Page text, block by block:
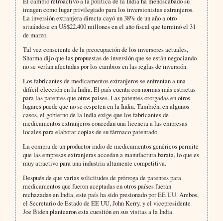
imagen como lugar privilegiado para los inversionistas extranjeros.
La inversión extranjera directa cayó un 38% de un año a otro
situándose en US$22.400 millones en el año fiscal que terminó el 31
de marzo.
Tal vez consciente de la preocupación de los inversores actuales,
Sharma dijo que las propuestas de inversión que se están negociando
no se verían afectadas por los cambios en las reglas de inversión.
Los fabricantes de medicamentos extranjeros se enfrentan a una
difícil elección en la India. El país cuenta con normas más estrictas
para las patentes que otros países. Las patentes otorgadas en otros
lugares puede que no se respeten en la India. También, en algunos
casos, el gobierno de la India exige que los fabricantes de
medicamentos extranjeros concedan una licencia a las empresas
locales para elaborar copias de su fármaco patentado.
La compra de un productor indio de medicamentos genéricos permite
que las empresas extranjeras accedan a manufactura barata, lo que es
muy atractivo para una industria altamente competitiva.
Después de que varias solicitudes de prórroga de patentes para
medicamentos que fueron aceptadas en otros países fueran
rechazadas en India, este país ha sido presionado por EE UU. Ambos,
el Secretario de Estado de EE UU, John Kerry, y el vicepresidente
Joe Biden plantearon esta cuestión en sus visitas a la India.